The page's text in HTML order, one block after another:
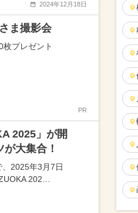
2024年12月18日
ま撮影会
枚プレゼント
PR
2025」が開
大集合！
2025年3月7日
202…